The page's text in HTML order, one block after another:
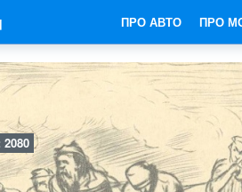
ПРО АВТО ПРО